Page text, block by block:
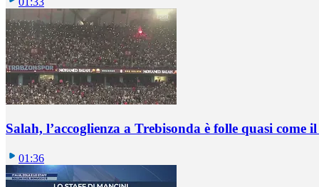
Salah, l’accoglienza a Trebisonda è folle quasi come
01:36